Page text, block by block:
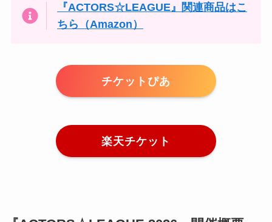
『ACTORS☆LEAGUE』関連商品はこ
ちら（Amazon）
チケットぴあ
楽天チケット